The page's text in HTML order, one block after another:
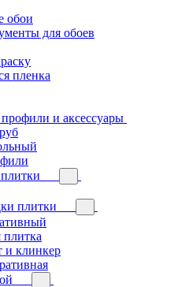
обои
для обоев
пленка
и аксессуары
плитки
плитка
и клинкер